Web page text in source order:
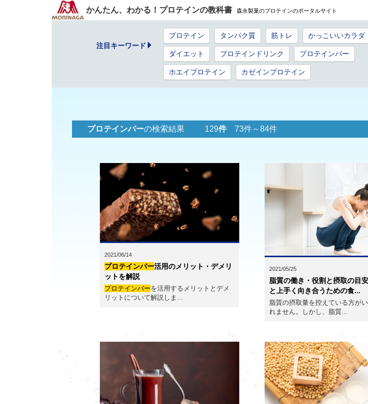
かんたん、わかる！プロテインの教科書 森永製菓のプロテインのポータルサイト
注目キーワード
プロテイン タンパク質 筋トレ かっこいいカラダ
ダイエット プロテインドリンク プロテインバー
ホエイプロテイン カゼインプロテイン
プロテインバーの検索結果 129件73件～84件
2021/06/14
プロテインバー活用のメリット・デメリ
ットを解説
プロテインバーを活用するメリットとデメ
リットについて解説しま...
2021/05/25
脂質の働き・役割と摂取の目
と上手く向き合うための食...
脂質の摂取量を控えている方が
れません。しかし、脂質...